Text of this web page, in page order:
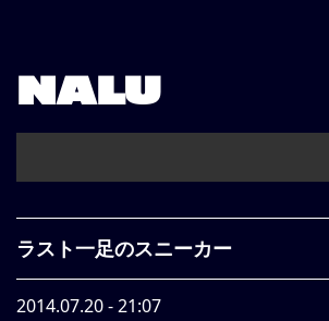
NALU
New Arrival
Pickup
ラスト一足のスニーカー
2014.07.20 - 21:07